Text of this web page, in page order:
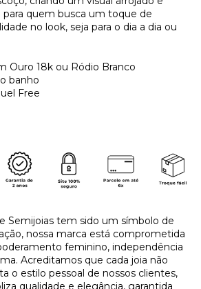
para quem busca um toque de
no look, seja para o dia a dia ou
Ouro 18k ou Ródio Branco
banho
Free
Semijoias tem sido um símbolo de
nossa marca está comprometida
feminino, independência
Acreditamos que cada joia não
o estilo pessoal de nossos clientes,
qualidade e elegância, garantida